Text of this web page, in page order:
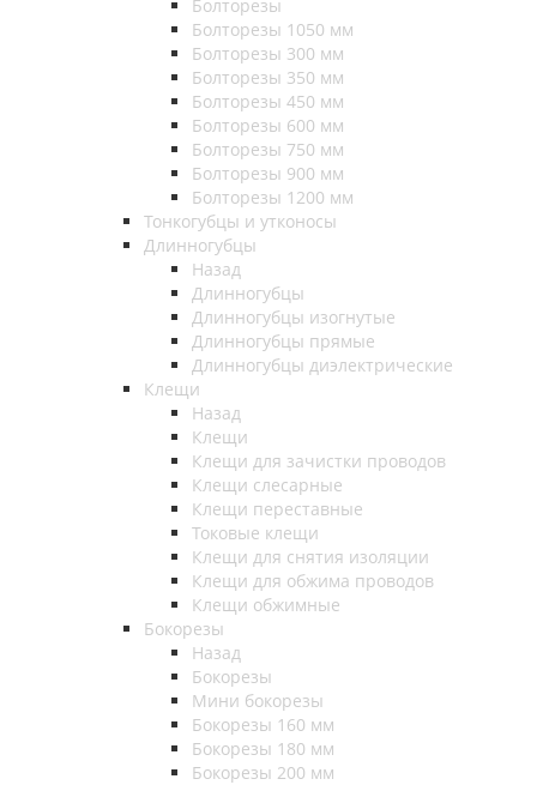
Болторезы
Болторезы 1050 мм
Болторезы 300 мм
Болторезы 350 мм
Болторезы 450 мм
Болторезы 600 мм
Болторезы 750 мм
Болторезы 900 мм
Болторезы 1200 мм
Тонкогубцы и утконосы
Длинногубцы
Назад
Длинногубцы
Длинногубцы изогнутые
Длинногубцы прямые
Длинногубцы диэлектрические
Клещи
Назад
Клещи
Клещи для зачистки проводов
Клещи слесарные
Клещи переставные
Токовые клещи
Клещи для снятия изоляции
Клещи для обжима проводов
Клещи обжимные
Бокорезы
Назад
Бокорезы
Мини бокорезы
Бокорезы 160 мм
Бокорезы 180 мм
Бокорезы 200 мм